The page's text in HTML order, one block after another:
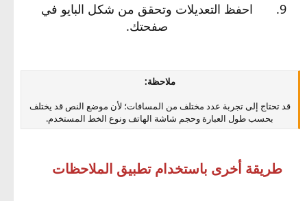
احفظ التعديلات وتحقق من شكل البايو في
صفحتك.
ملاحظة:
قد تحتاج إلى تجربة عدد مختلف من المسافات؛ لأن موضع النص قد يختلف
بحسب طول العبارة وحجم شاشة الهاتف ونوع الخط المستخدم.
طريقة أخرى باستخدام تطبيق الملاحظات